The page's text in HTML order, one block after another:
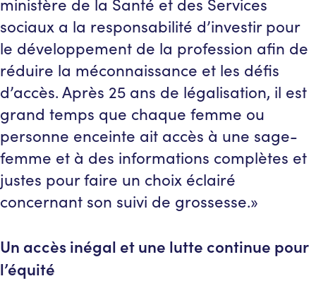
ministère de la Santé et des Services
sociaux a la responsabilité d’investir pour
le développement de la profession afin de
réduire la méconnaissance et les défis
d’accès. Après 25 ans de légalisation, il est
grand temps que chaque femme ou
personne enceinte ait accès à une sage-
femme et à des informations complètes et
justes pour faire un choix éclairé
concernant son suivi de grossesse.»
Un accès inégal et une lutte continue pour
l’équité